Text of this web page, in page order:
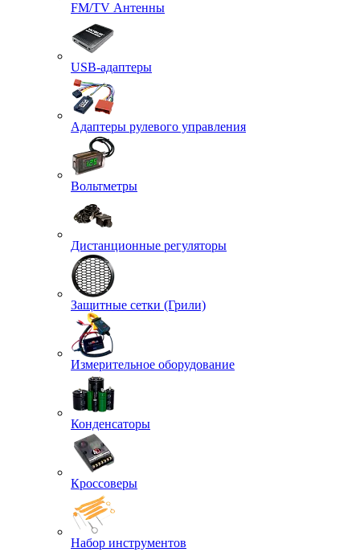
FM/TV Антенны
USB-адаптеры
Адаптеры рулевого управления
Вольтметры
Дистанционные регуляторы
Защитные сетки (Грили)
Измерительное оборудование
Конденсаторы
Кроссоверы
Набор инструментов